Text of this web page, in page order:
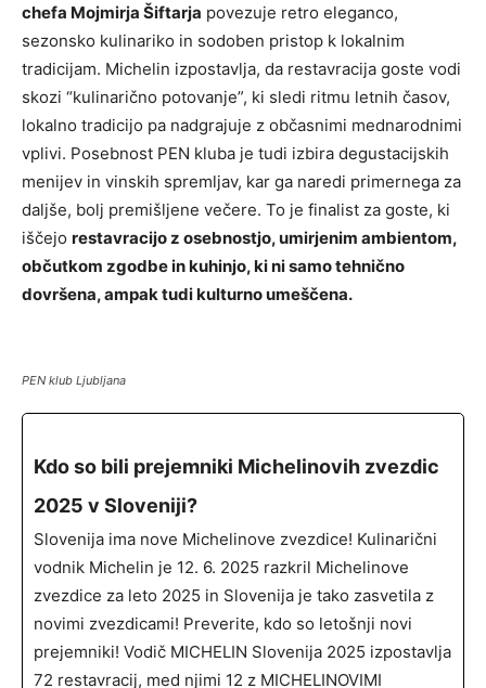
chefa Mojmirja Šiftarja povezuje retro eleganco,
sezonsko kulinariko in sodoben pristop k lokalnim
tradicijam. Michelin izpostavlja, da restavracija goste vodi
skozi “kulinarično potovanje”, ki sledi ritmu letnih časov,
lokalno tradicijo pa nadgrajuje z občasnimi mednarodnimi
vplivi. Posebnost PEN kluba je tudi izbira degustacijskih
menijev in vinskih spremljav, kar ga naredi primernega za
daljše, bolj premišljene večere. To je finalist za goste, ki
iščejo restavracijo z osebnostjo, umirjenim ambientom,
občutkom zgodbe in kuhinjo, ki ni samo tehnično
dovršena, ampak tudi kulturno umeščena.
PEN klub Ljubljana
Kdo so bili prejemniki Michelinovih zvezdic
2025 v Sloveniji?
Slovenija ima nove Michelinove zvezdice! Kulinarični
vodnik Michelin je 12. 6. 2025 razkril Michelinove
zvezdice za leto 2025 in Slovenija je tako zasvetila z
novimi zvezdicami! Preverite, kdo so letošnji novi
prejemniki! Vodič MICHELIN Slovenija 2025 izpostavlja
72 restavracij, med njimi 12 z MICHELINOVIMI